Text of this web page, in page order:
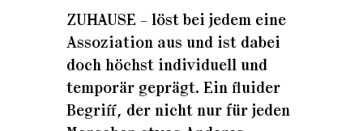
ZUHAUSE – löst bei jedem eine
Assoziation aus und ist dabei
doch höchst individuell und
temporär geprägt. Ein fluider
Begriff, der nicht nur für jeden